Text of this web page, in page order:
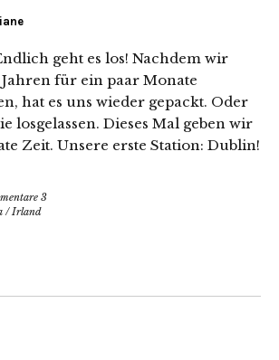
geht es los! Nachdem wir
für ein paar Monate
hat es uns wieder gepackt. Oder
losgelassen. Dieses Mal geben wir
Zeit. Unsere erste Station: Dublin!
3
/Irland